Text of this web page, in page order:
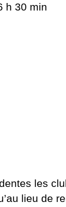
h 30 min
les
lieu de